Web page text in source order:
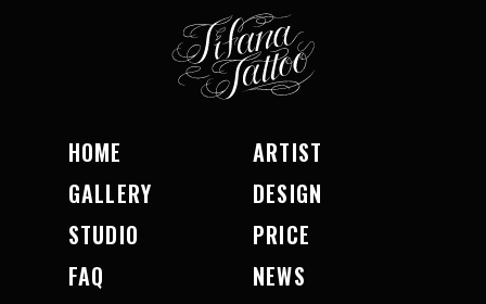
HOME
ARTIST
GALLERY
DESIGN
STUDIO
PRICE
FAQ
NEWS